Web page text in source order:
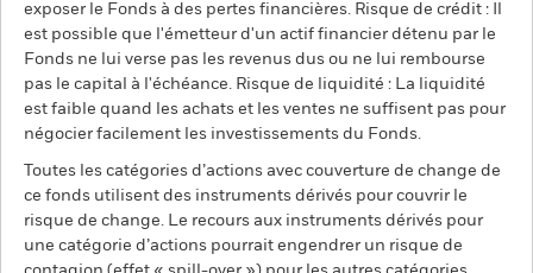
exposer le Fonds à des pertes financières. Risque de crédit : Il
est possible que l'émetteur d'un actif financier détenu par le
Fonds ne lui verse pas les revenus dus ou ne lui rembourse
pas le capital à l'échéance. Risque de liquidité : La liquidité
est faible quand les achats et les ventes ne suffisent pas pour
négocier facilement les investissements du Fonds.
Toutes les catégories d’actions avec couverture de change de
ce fonds utilisent des instruments dérivés pour couvrir le
risque de change. Le recours aux instruments dérivés pour
une catégorie d’actions pourrait engendrer un risque de